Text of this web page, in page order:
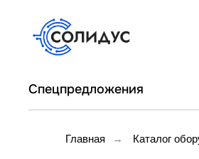
Спецпредложения
Главная → Каталог